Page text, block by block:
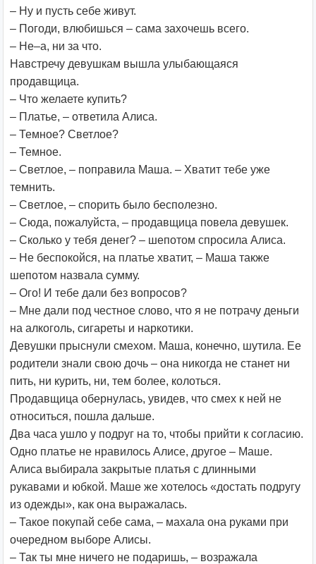
– Ну и пусть себе живут.
– Погоди, влюбишься – сама захочешь всего.
– Не–а, ни за что.
Навстречу девушкам вышла улыбающаяся
продавщица.
– Что желаете купить?
– Платье, – ответила Алиса.
– Темное? Светлое?
– Темное.
– Светлое, – поправила Маша. – Хватит тебе уже
темнить.
– Светлое, – спорить было бесполезно.
– Сюда, пожалуйста, – продавщица повела девушек.
– Сколько у тебя денег? – шепотом спросила Алиса.
– Не беспокойся, на платье хватит, – Маша также
шепотом назвала сумму.
– Ого! И тебе дали без вопросов?
– Мне дали под честное слово, что я не потрачу деньги
на алкоголь, сигареты и наркотики.
Девушки прыснули смехом. Маша, конечно, шутила. Ее
родители знали свою дочь – она никогда не станет ни
пить, ни курить, ни, тем более, колоться.
Продавщица обернулась, увидев, что смех к ней не
относиться, пошла дальше.
Два часа ушло у подруг на то, чтобы прийти к согласию.
Одно платье не нравилось Алисе, другое – Маше.
Алиса выбирала закрытые платья с длинными
рукавами и юбкой. Маше же хотелось «достать подругу
из одежды», как она выражалась.
– Такое покупай себе сама, – махала она руками при
очередном выборе Алисы.
– Так ты мне ничего не подаришь, – возражала